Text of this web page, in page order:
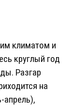
климатом и
круглый год
Разгар
на
апрель),